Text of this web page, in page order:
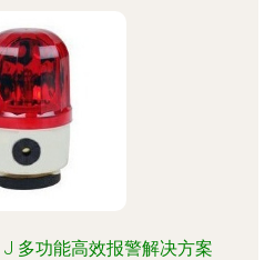
多功能高效报警解决方案